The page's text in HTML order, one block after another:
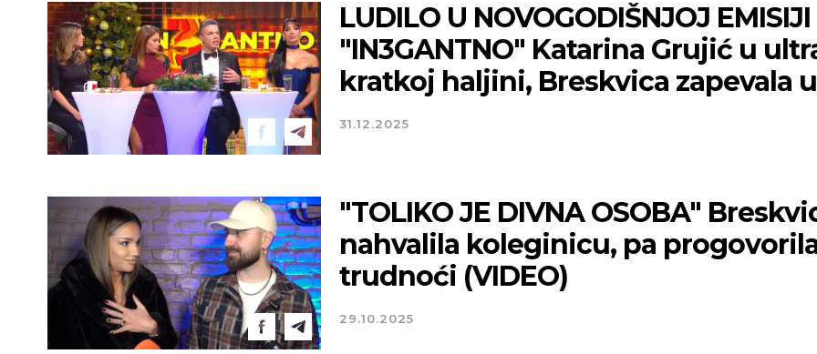
LUDILO U NOVOGODIŠNJOJ EMISIJI
"IN3GANTNO" Katarina Grujić u
kratkoj haljini, Breskvica zapevala
31.12.2025
"TOLIKO JE DIVNA OSOBA"
nahvalila koleginicu, pa
trudnoći (VIDEO)
29.10.2025